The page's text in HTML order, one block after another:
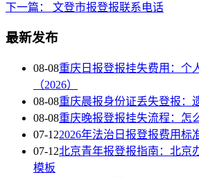
下一篇： 文登市报登报联系电话
最新发布
08-08重庆日报登报挂失费用：个
（2026）
08-08重庆晨报身份证丢失登报：
08-08重庆晚报登报挂失流程：怎
07-122026年法治日报登报费用标
07-12北京青年报登报指南：北京
模板